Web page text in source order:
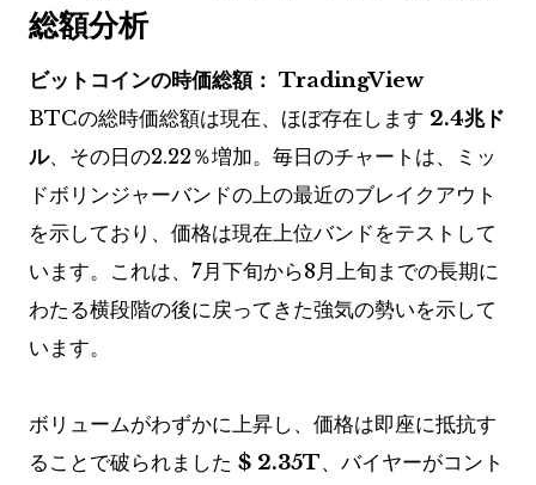
総額分析
ビットコインの時価総額： TradingView
BTCの総時価総額は現在、ほぼ存在します 2.4兆ド
ル、その日の2.22％増加。毎日のチャートは、ミッ
ドボリンジャーバンドの上の最近のブレイクアウト
を示しており、価格は現在上位バンドをテストして
います。これは、7月下旬から8月上旬までの長期に
わたる横段階の後に戻ってきた強気の勢いを示して
います。
ボリュームがわずかに上昇し、価格は即座に抵抗す
ることで破られました $ 2.35T、バイヤーがコント